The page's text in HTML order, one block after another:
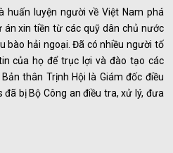
luyện người về Việt Nam phá
án xin tiền từ các quỹ dân chủ nước
bào hải ngoại. Đã có nhiều người tố
của họ để trục lợi và đào tạo các
thân Trịnh Hội là Giám đốc điều
đã bị Bộ Công an điều tra, xử lý, đưa